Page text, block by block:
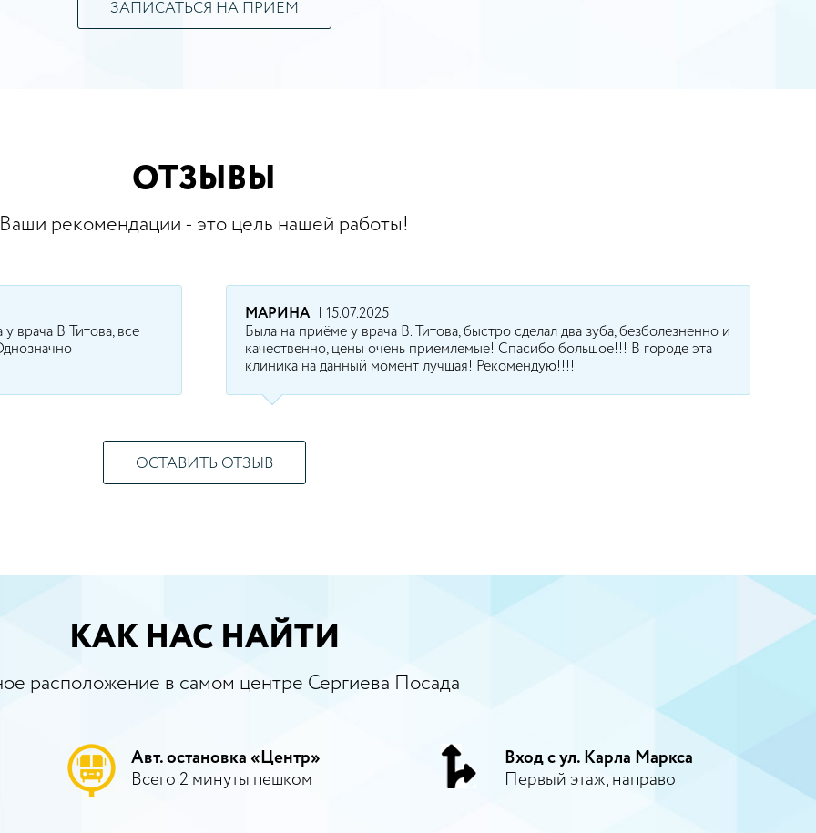
ЗАПИСАТЬСЯ НА ПРИЕМ
ОТЗЫВЫ
Ваши рекомендации - это цель нашей работы!
врача В Титова, все
МАРИНА
| 15.07.2025
Была на приёме у врача В. Титова, быстро сделал два зуба, безболезненно и
качественно, цены очень приемлемые! Спасибо большое!!! В городе эта
клиника на данный момент лучшая! Рекомендую!!!!
ОСТАВИТЬ ОТЗЫВ
КАК НАС НАЙТИ
расположение в самом центре Сергиева Посада
Авт. остановка «Центр»
Всего 2 минуты пешком
Вход с ул. Карла Маркса
Первый этаж, направо